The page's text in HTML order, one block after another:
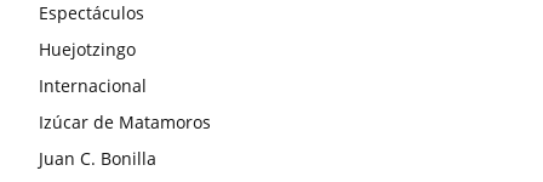
Espectáculos
Huejotzingo
Internacional
Izúcar de Matamoros
Juan C. Bonilla